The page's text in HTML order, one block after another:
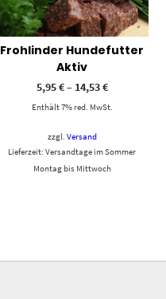
Frohlinder Hundefutter
Aktiv
5,95€– 14,53€
Enthält 7% red. MwSt.
zzgl. Versand
Lieferzeit: Versandtage im Sommer
Montag bis Mittwoch